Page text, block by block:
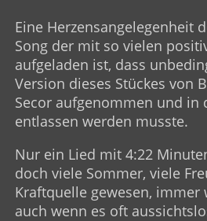
Eine Herzensangelegenheit
Song der mit so vielen
aufgeladen ist, dass
Version dieses Stückes von
Secor aufgenommen und in
entlassen werden musste.
Nur ein Lied mit 4:22
doch viele Sommer, viele
Kraftquelle gewesen, immer
auch wenn es oft